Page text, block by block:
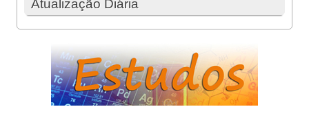
Atualização Diária